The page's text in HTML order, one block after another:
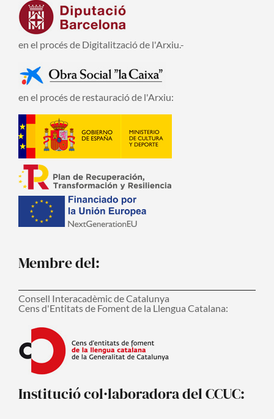
en el procés de Digitalització de l'Arxiu.-
en el procés de restauració de l'Arxiu:
Membre del:
Consell Interacadèmic de Catalunya
Cens d'Entitats de Foment de la Llengua Catalana:
Institució col·laboradora del CCUC: